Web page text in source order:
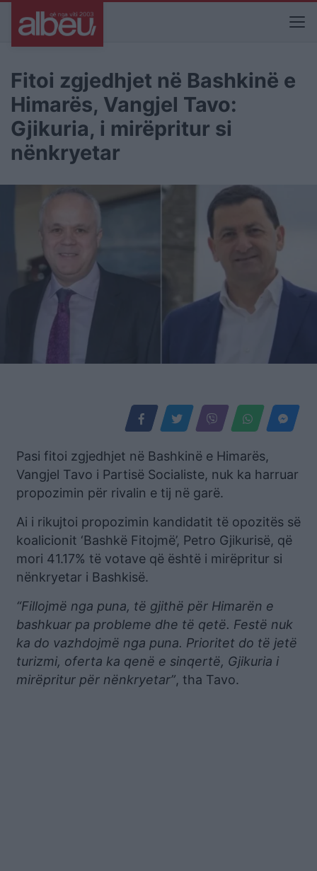
Fitoi zgjedhjet në Bashkinë e
Himarës, Vangjel Tavo:
Gjikuria, i mirëpritur si
nënkryetar
Pasi fitoi zgjedhjet në Bashkinë e Himarës,
Vangjel Tavo i Partisë Socialiste, nuk ka harruar
propozimin për rivalin e tij në garë.
Ai i rikujtoi propozimin kandidatit të opozitës së
koalicionit ‘Bashkë Fitojmë’, Petro Gjikurisë, që
mori 41.17% të votave që është i mirëpritur si
nënkryetar i Bashkisë.
“Fillojmë nga puna, të gjithë për Himarën e
bashkuar pa probleme dhe të qetë. Festë nuk
ka do vazhdojmë nga puna. Prioritet do të jetë
turizmi, oferta ka qenë e sinqertë, Gjikuria i
mirëpritur për nënkryetar”, tha Tavo.